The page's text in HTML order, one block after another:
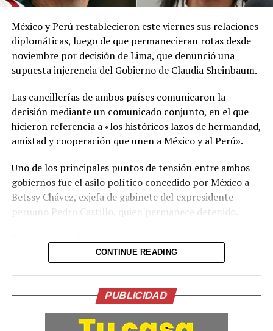
meteorológicas.
Las autoridades reiteraron el llamado a consultar los
canales oficiales del MARN y adoptar las medidas de
prevención necesarias para reducir los efectos de este
fenómeno atmosférico, especialmente entre las
personas con mayor riesgo de complicaciones de salud.
Comparte esto:
Facebook X
Me gusta esto:
México y Perú restablecieron este viernes sus relaciones
diplomáticas, luego de que permanecieran rotas desde
noviembre por decisión de Lima, que denunció una
supuesta injerencia del Gobierno de Claudia Sheinbaum.
Las cancillerías de ambos países comunicaron la
decisión mediante un comunicado conjunto, en el que
hicieron referencia a «los históricos lazos de hermandad,
amistad y cooperación que unen a México y al Perú».
Uno de los principales puntos de tensión entre ambos
gobiernos fue el asilo político concedido por México a
Betssy Chávez, exjefa de gabinete del expresidente
peruano Pedro Castillo, quien permanece detenido.
informó durante su conferencia diaria que Chávez había
condición de su Gobierno para avanzar en el
restablecimiento de las relaciones diplomáticas.
CONTINUE READING
PUBLICIDAD